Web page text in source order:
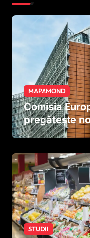
MAPAMOND
Comisia
pregătește
tutun și
STUDII